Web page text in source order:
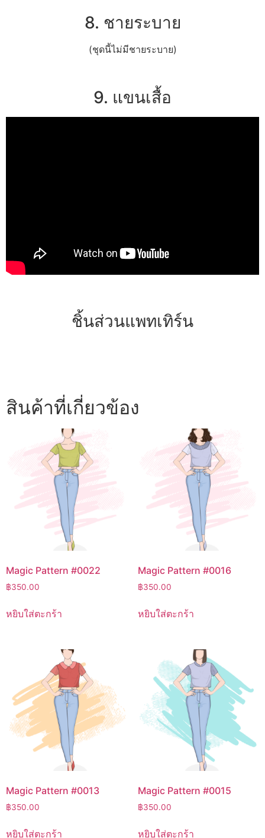
8. ชายระบาย
(ชุดนี้ไม่มีชายระบาย)
9. แขนเสื้อ
ชิ้นส่วนแพทเทิร์น
สินค้าที่เกี่ยวข้อง
Magic Pattern #0022
฿350.00
หยิบใส่ตะกร้า
Magic Pattern #0016
฿350.00
หยิบใส่ตะกร้า
Magic Pattern #0013
฿350.00
หยิบใส่ตะกร้า
Magic Pattern #0015
฿350.00
หยิบใส่ตะกร้า